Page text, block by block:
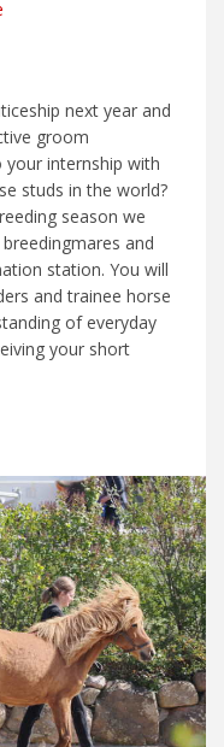
next year and
groom
internship with
studs in the world?
season we
and
station. You will
and trainee horse
of everyday
your short